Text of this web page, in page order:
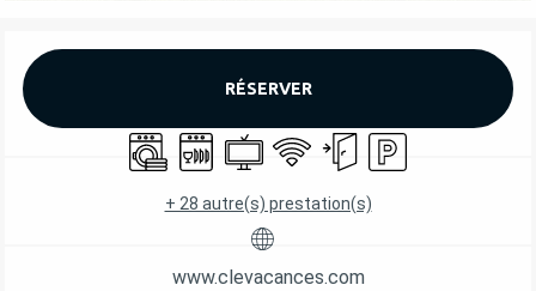
OUVERTURE ET COORDONNÉES
RÉSERVER
Lave lingeLave vaisselle
Télévision
WiFi Entrée indépendante
Parking
+ 28 autre(s) prestation(s)
www.clevacances.com